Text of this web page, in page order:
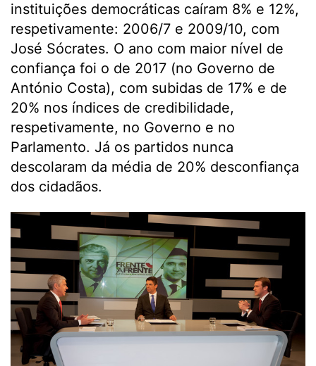
instituições democráticas caíram 8% e 12%,
respetivamente: 2006/7 e 2009/10, com
José Sócrates. O ano com maior nível de
confiança foi o de 2017 (no Governo de
António Costa), com subidas de 17% e de
20% nos índices de credibilidade,
respetivamente, no Governo e no
Parlamento. Já os partidos nunca
descolaram da média de 20% desconfiança
dos cidadãos.